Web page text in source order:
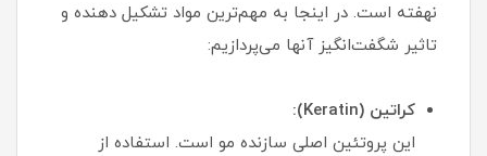
نهفته است. در اینجا به مهم‌ترین مواد تشکیل دهنده و
تاثیر شگفت‌انگیز آنها می‌پردازیم:
کراتین (Keratin):
این پروتئین اصلی سازنده مو است. استفاده از